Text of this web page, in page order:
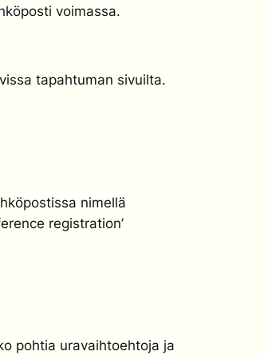
voimassa.
tapahtuman sivuilta.
nimellä
registration’
pohtia uravaihtoehtoja ja